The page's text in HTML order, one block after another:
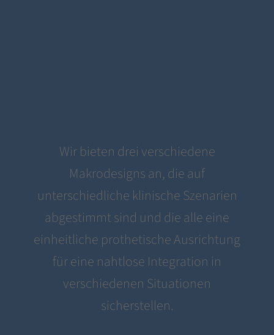
Wir bieten drei verschiedene
Makrodesigns an, die auf
unterschiedliche klinische Szenarien
abgestimmt sind und die alle eine
einheitliche prothetische Ausrichtung
für eine nahtlose Integration in
verschiedenen Situationen
sicherstellen.